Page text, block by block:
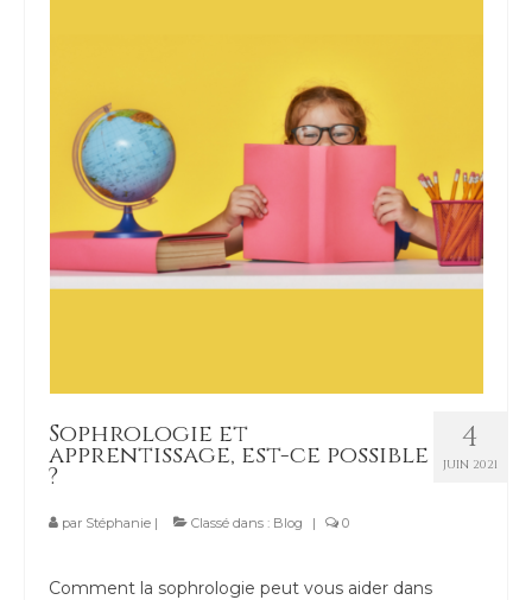
4
JUIN 2021
Sophrologie et
apprentissage, est-ce possible
?
par Stéphanie | Classé dans : Blog | 0
Comment la sophrologie peut vous aider dans